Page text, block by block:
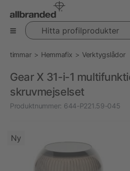
Hitta profilprodukter
timmar Hemmafix Verktygslådor
Gear X 31-i-1
skruvmejselset
Produktnummer: 644-P221.59-045
Ny